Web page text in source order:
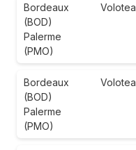
Bordeaux
(BOD)
Palerme
(PMO)
Volotea
Bordeaux
(BOD)
Palerme
(PMO)
Volotea